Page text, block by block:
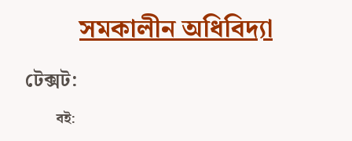
সমকালীন অধিবিদ্যা
টেক্সট:
বই: